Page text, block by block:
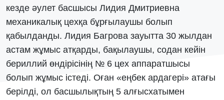
кезде әулет басшысы Лидия Дмитриевна
механикалық цехқа бұрғылаушы болып
қабылданды. Лидия Багрова зауытта 30 жылдан
астам жұмыс атқарды, бақылаушы, содан кейін
бериллий өндірісінің № 6 цех аппаратшысы
болып жұмыс істеді. Оған «еңбек ардагері» атағы
берілді, ол басшылықтың 5 алғысхатымен